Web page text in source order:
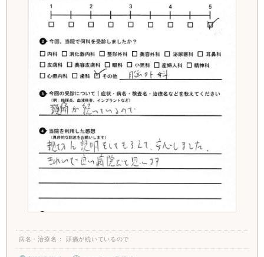
病名・治療名 頭痛が続いているので